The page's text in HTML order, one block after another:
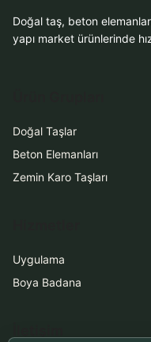
Doğal taş, beton
yapı market ürünlerinde
Doğal Taşlar
Beton Elemanları
Zemin Karo Taşları
Uygulama
Boya Badana